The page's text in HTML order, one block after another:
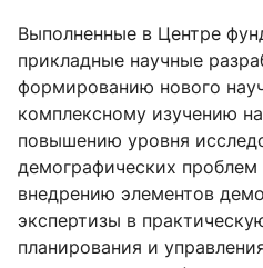
Выполненные в Центре
прикладные научные
формированию нового
комплексному изучению
повышению уровня
демографических
внедрению элементов
экспертизы в
планирования и